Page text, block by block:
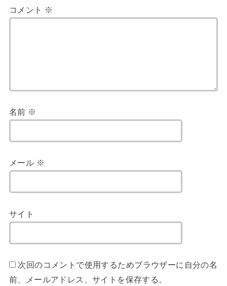
コメント ※
名前 ※
メール ※
サイト
次回のコメントで使用するためブラウザーに自分の名
前、メールアドレス、サイトを保存する。